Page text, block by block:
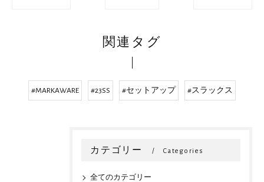
関連タグ
#MARKAWARE #23SS #セットアップ #スラックス
カテゴリー Categories
全てのカテゴリー